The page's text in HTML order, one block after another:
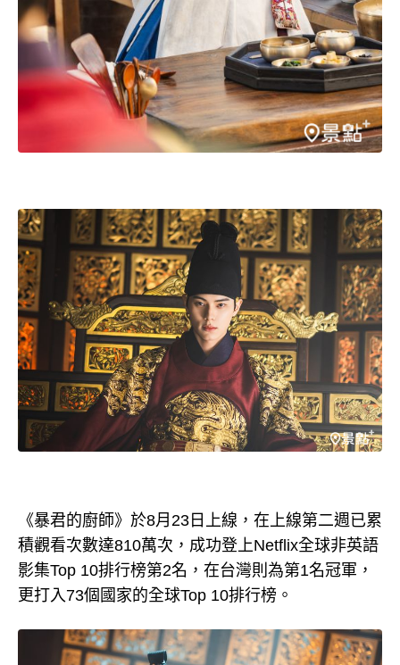
《暴君的廚師》於8月23日上線，在上線第二週已累
積觀看次數達810萬次，成功登上Netflix全球非英語
影集Top 10排行榜第2名，在台灣則為第1名冠軍，
更打入73個國家的全球Top 10排行榜。